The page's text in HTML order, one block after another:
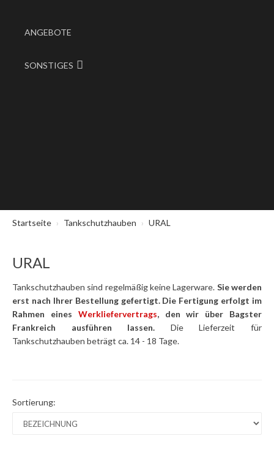
ANGEBOTE
SONSTIGES
Startseite Tankschutzhauben URAL
URAL
Tankschutzhauben sind regelmäßig keine Lagerware. Sie werden
erst nach Ihrer Bestellung gefertigt. Die Fertigung erfolgt im
Rahmen eines Werkliefervertrags, den wir über Bagster
Frankreich ausführen lassen. Die Lieferzeit für
Tankschutzhauben beträgt ca. 14 - 18 Tage.
Sortierung: